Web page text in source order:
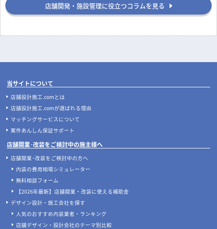
店舗開発・施設管理に役立つコラムを見る
当サイトについて
店舗設計施工.comとは
店舗設計施工.comが選ばれる理由
マッチングサービスについて
案件あんしん保証サポート
店舗開業･改装をご検討中の施主様へ
店舗開業･改装をご検討中の方へ
内装の費用相場シミュレーター
無料相談フォーム
【2026年最新】店舗開業・改装に使える補助金
デザイン設計・施工会社を探す
人気のおすすめ内装業者・ランキング
店舗デザイン・設計会社のテーマ別比較